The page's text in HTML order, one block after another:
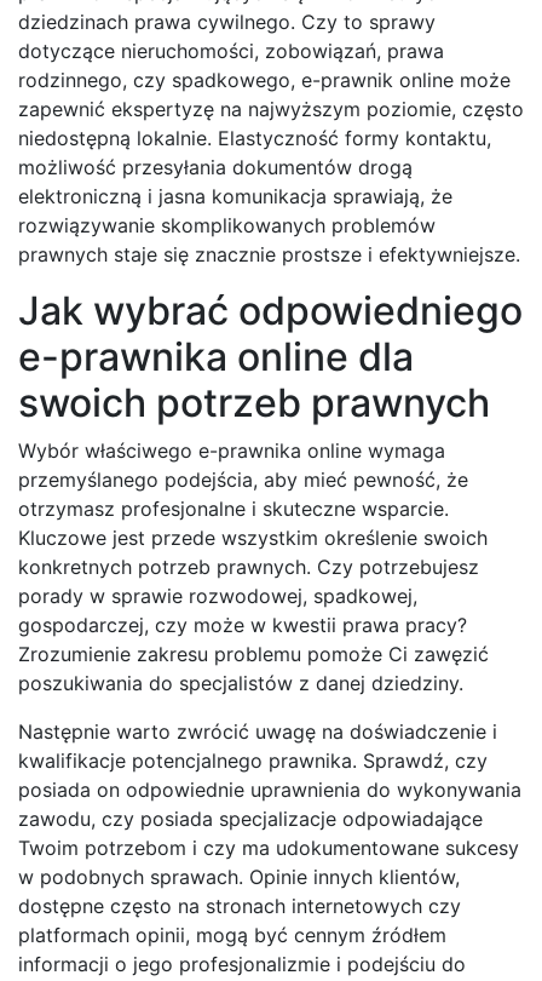
dziedzinach prawa cywilnego. Czy to sprawy
dotyczące nieruchomości, zobowiązań, prawa
rodzinnego, czy spadkowego, e-prawnik online może
zapewnić ekspertyzę na najwyższym poziomie, często
niedostępną lokalnie. Elastyczność formy kontaktu,
możliwość przesyłania dokumentów drogą
elektroniczną i jasna komunikacja sprawiają, że
rozwiązywanie skomplikowanych problemów
prawnych staje się znacznie prostsze i efektywniejsze.
Jak wybrać odpowiedniego
e-prawnika online dla
swoich potrzeb prawnych
Wybór właściwego e-prawnika online wymaga
przemyślanego podejścia, aby mieć pewność, że
otrzymasz profesjonalne i skuteczne wsparcie.
Kluczowe jest przede wszystkim określenie swoich
konkretnych potrzeb prawnych. Czy potrzebujesz
porady w sprawie rozwodowej, spadkowej,
gospodarczej, czy może w kwestii prawa pracy?
Zrozumienie zakresu problemu pomoże Ci zawęzić
poszukiwania do specjalistów z danej dziedziny.
Następnie warto zwrócić uwagę na doświadczenie i
kwalifikacje potencjalnego prawnika. Sprawdź, czy
posiada on odpowiednie uprawnienia do wykonywania
zawodu, czy posiada specjalizacje odpowiadające
Twoim potrzebom i czy ma udokumentowane sukcesy
w podobnych sprawach. Opinie innych klientów,
dostępne często na stronach internetowych czy
platformach opinii, mogą być cennym źródłem
informacji o jego profesjonalizmie i podejściu do